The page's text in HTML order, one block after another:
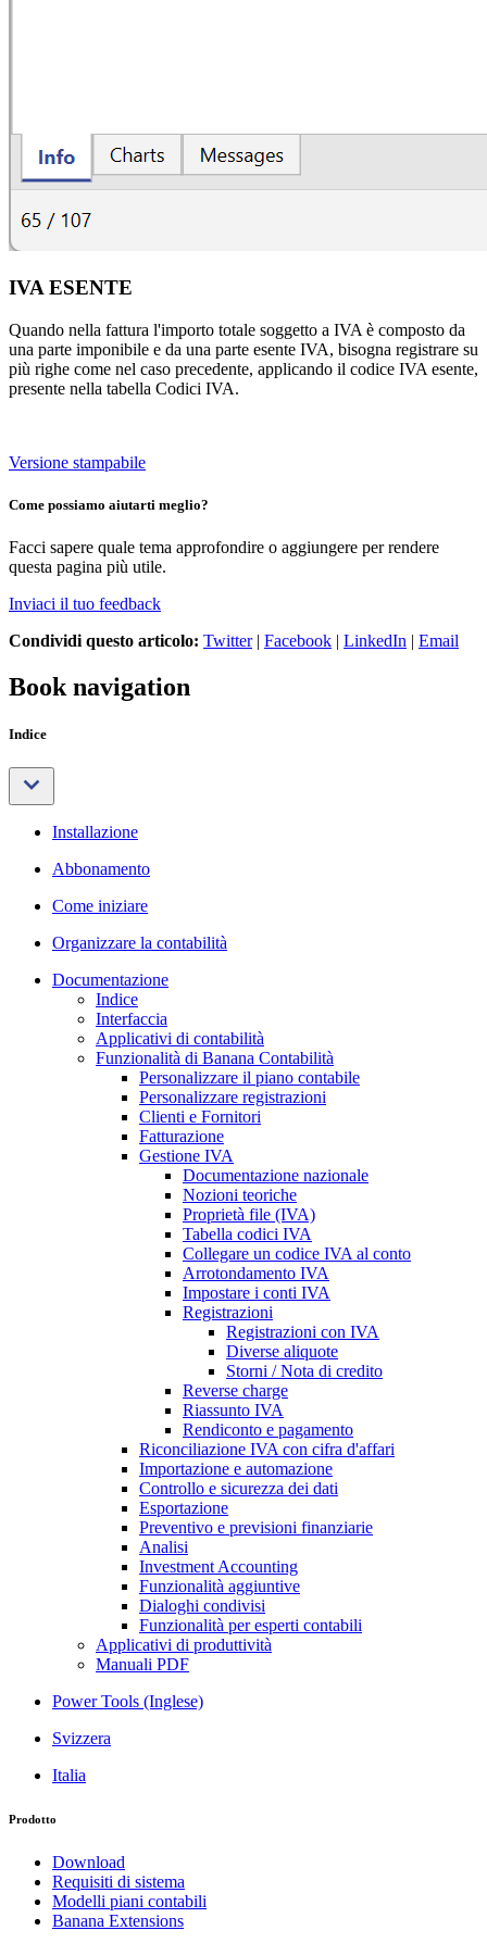
IVA ESENTE
Quando nella fattura l'importo totale soggetto a IVA è composto da
una parte imponibile e da una parte esente IVA, bisogna registrare su
più righe come nel caso precedente, applicando il codice IVA esente,
presente nella tabella Codici IVA.
Versione stampabile
Come possiamo aiutarti meglio?
Facci sapere quale tema approfondire o aggiungere per rendere
questa pagina più utile.
Inviaci il tuo feedback
Condividi questo articolo: Twitter| Facebook | LinkedIn | Email
Book navigation
Indice
Installazione
Abbonamento
Come iniziare
Organizzare la contabilità
Documentazione
Indice
Interfaccia
Applicativi di contabilità
Funzionalità di Banana Contabilità
Personalizzare il piano contabile
Personalizzare registrazioni
Clienti e Fornitori
Fatturazione
Gestione IVA
Documentazione nazionale
Nozioni teoriche
Proprietà file (IVA)
Tabella codici IVA
Collegare un codice IVA al conto
Arrotondamento IVA
Impostare i conti IVA
Registrazioni
Registrazioni con IVA
Diverse aliquote
Storni / Nota di credito
Reverse charge
Riassunto IVA
Rendiconto e pagamento
Riconciliazione IVA con cifra d'affari
Importazione e automazione
Controllo e sicurezza dei dati
Esportazione
Preventivo e previsioni finanziarie
Analisi
Investment Accounting
Funzionalità aggiuntive
Dialoghi condivisi
Funzionalità per esperti contabili
Applicativi di produttività
Manuali PDF
Power Tools (Inglese)
Svizzera
Italia
Prodotto
Download
Requisiti di sistema
Modelli piani contabili
Banana Extensions